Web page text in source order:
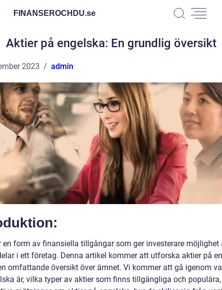
FINANSEROCHDU.se
Aktier på engelska: En grundlig översikt
2023 admin
en form av finansiella tillgångar som ger investerare möjlighet
i ett företag. Denna artikel kommer att utforska aktier på
omfattande översikt över ämnet. Vi kommer att gå igenom
är, vilka typer av aktier som finns tillgängliga och populära,